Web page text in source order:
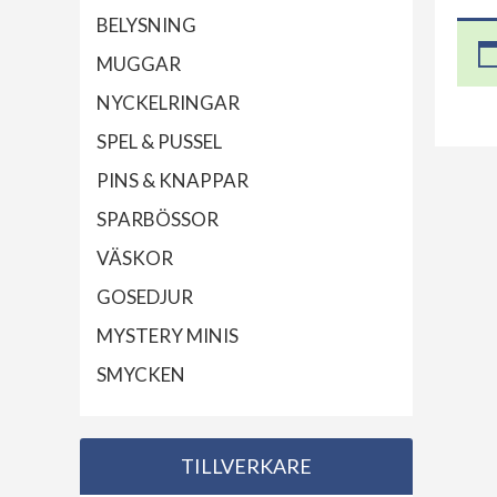
BELYSNING
MUGGAR
NYCKELRINGAR
SPEL & PUSSEL
PINS & KNAPPAR
SPARBÖSSOR
VÄSKOR
GOSEDJUR
MYSTERY MINIS
SMYCKEN
TILLVERKARE